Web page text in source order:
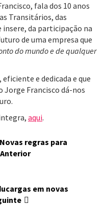
fala dos 10 anos
Transitários, das
da participação na
de uma empresa que
do mundo e de qualquer
e dedicada e que
Jorge Francisco dá-nos
aqui.
regras para
Anterior
em novas